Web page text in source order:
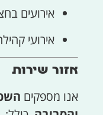
אירועים
אירועי
אזור שירות
אנו מספקים